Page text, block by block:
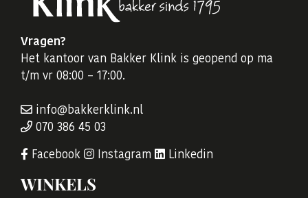
Vragen?
Het kantoor van Bakker Klink is geopend op ma
t/m vr 08:00 – 17:00.
info@bakkerklink.nl
070 386 45 03
Facebook
Instagram Linkedin
WINKELS